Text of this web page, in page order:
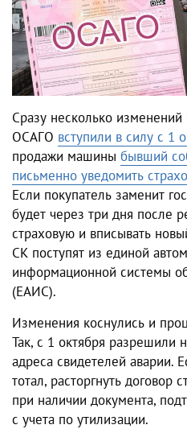
Сразу несколько изменений
ОСАГО вступили в силу с 1
продажи машины бывший
письменно уведомить
Если покупатель заменит
будет через три дня после
страховую и вписывать
СК поступят из единой
информационной системы
(ЕАИС).
Изменения коснулись и
Так, с 1 октября разрешили
адреса свидетелей аварии.
тотал, расторгнуть договор
при наличии документа,
с учета по утилизации.